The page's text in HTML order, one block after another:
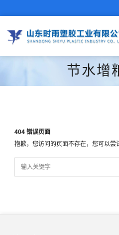
节水增
404 错误页面
抱歉，您访问的页面不存在，您可以尝